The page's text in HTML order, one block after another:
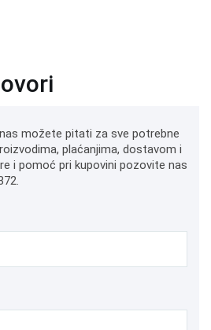
možete pitati za sve potrebne
plaćanjima, dostavom i
i pomoć pri kupovini pozovite nas